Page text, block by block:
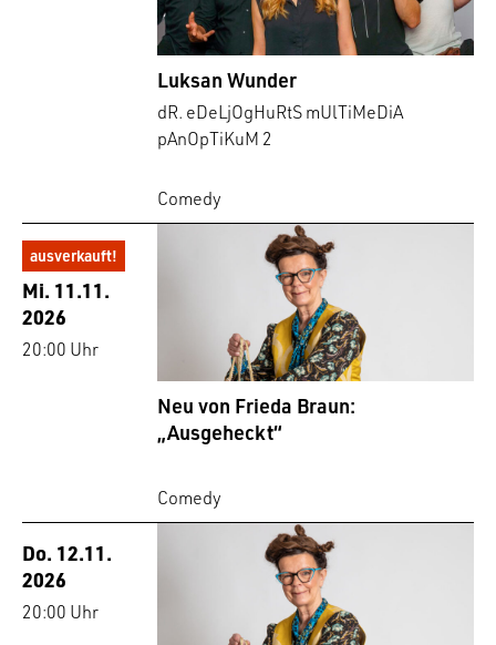
Luksan Wunder
dR. eDeLjOgHuRtS mUlTiMeDiA
pAnOpTiKuM 2
Comedy
ausverkauft!
Mi. 11.11.
2026
20:00 Uhr
Neu von Frieda Braun:
„Ausgeheckt“
Comedy
Do. 12.11.
2026
20:00 Uhr